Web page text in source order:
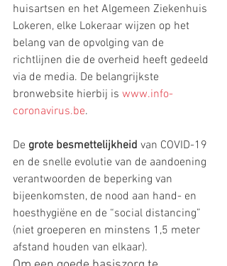
huisartsen en het Algemeen Ziekenhuis
Lokeren, elke Lokeraar wijzen op het
belang van de opvolging van de
richtlijnen die de overheid heeft gedeeld
via de media. De belangrijkste
bronwebsite hierbij is www.info-
coronavirus.be.
De grote besmettelijkheid van COVID-19
en de snelle evolutie van de aandoening
verantwoorden de beperking van
bijeenkomsten, de nood aan hand- en
hoesthygiëne en de “social distancing”
(niet groeperen en minstens 1,5 meter
afstand houden van elkaar).